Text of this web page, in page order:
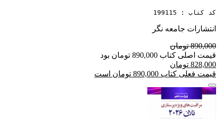
کد کتاب : 199115
انتشارات جامعه نگر
890,000 تومان
قیمت اصلی کتاب 890,000 تومان بود
828,000 تومان
قیمت فعلی کتاب 890,000 تومان است